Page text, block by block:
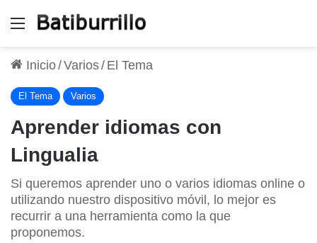
Menú
Inicio/Varios/ El Tema
El Tema Varios
Aprender idiomas con
Lingualia
Si queremos aprender uno o varios idiomas online o
utilizando nuestro dispositivo móvil, lo mejor es
recurrir a una herramienta como la que
proponemos.